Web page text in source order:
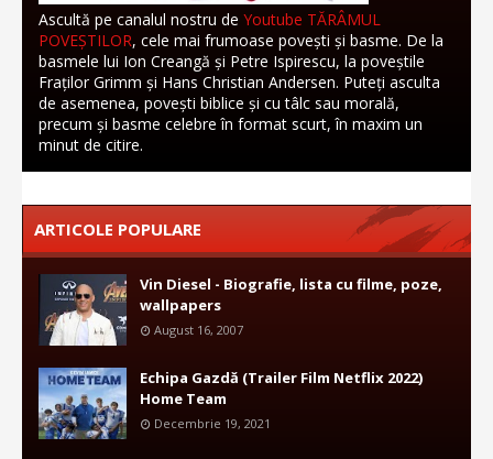
Ascultă pe canalul nostru de Youtube TĂRÂMUL
POVEȘTILOR, cele mai frumoase povești și basme. De la
basmele lui Ion Creangă și Petre Ispirescu, la poveștile
Fraților Grimm și Hans Christian Andersen. Puteți asculta
de asemenea, povești biblice și cu tâlc sau morală,
precum și basme celebre în format scurt, în maxim un
minut de citire.
ARTICOLE POPULARE
Vin Diesel - Biografie, lista cu filme, poze,
wallpapers
August 16, 2007
Echipa Gazdă (Trailer Film Netflix 2022)
Home Team
Decembrie 19, 2021